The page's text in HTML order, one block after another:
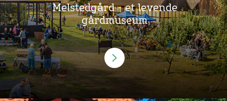
Melstedgård - et levende
gårdmuseum